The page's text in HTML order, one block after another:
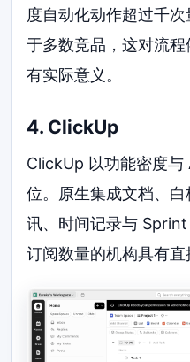
度自动化动作超过千
于多数竞品，这对流
有实际意义。
4. ClickUp
ClickUp 以功能密度
位。原生集成文档、
讯、时间记录与
订阅数量的机构具有直